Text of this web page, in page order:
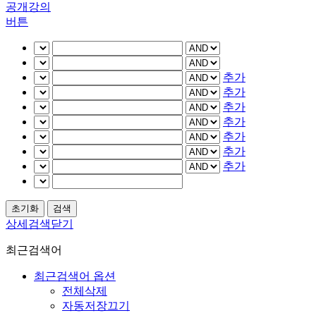
공개강의
버튼
추가
추가
추가
추가
추가
추가
추가
상세검색닫기
최근검색어
최근검색어 옵션
전체삭제
자동저장끄기